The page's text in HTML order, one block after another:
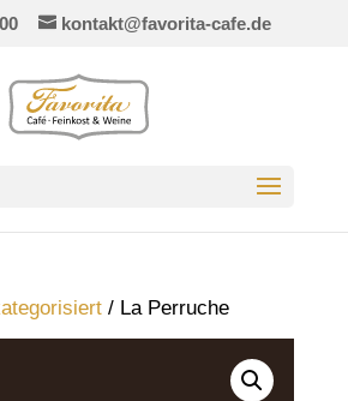
kontakt@favorita-cafe.de
/ La Perruche